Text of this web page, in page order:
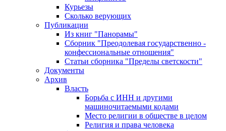
Курьезы
Сколько верующих
Публикации
Из книг "Панорамы"
Сборник "Преодолевая государственно -
конфессиональные отношения"
Статьи сборника "Пределы светскости"
Документы
Архив
Власть
Борьба с ИНН и другими
машиночитаемыми кодами
Место религии в обществе в целом
Религия и права человека